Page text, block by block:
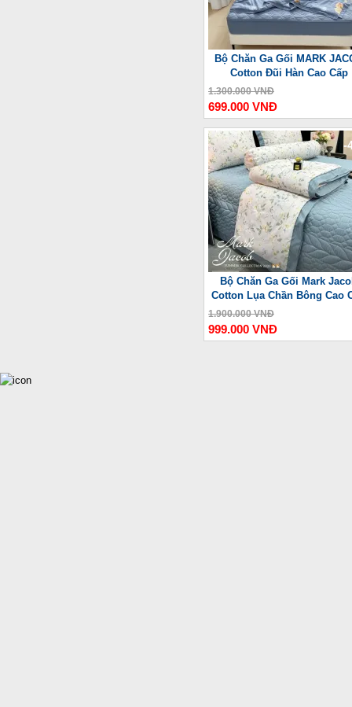
Bộ Chăn Ga Gối MARK
Cotton Đũi Hàn Cao Cấp
1.300.000 VNĐ
699.000 VNĐ
-
Bộ Chăn Ga Gối Mark
Cotton Lụa Chần Bông Cao
1.900.000 VNĐ
999.000 VNĐ